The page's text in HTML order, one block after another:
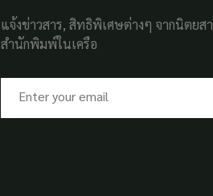
แจ้งข่าวสาร, สิทธิพิเศษต่างๆ จากนิตยส
สำนักพิมพ์ในเครือ